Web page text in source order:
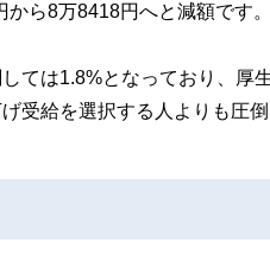
ら8万8418円へと減額です。
ては1.8%となっており、厚
受給を選択する人よりも圧